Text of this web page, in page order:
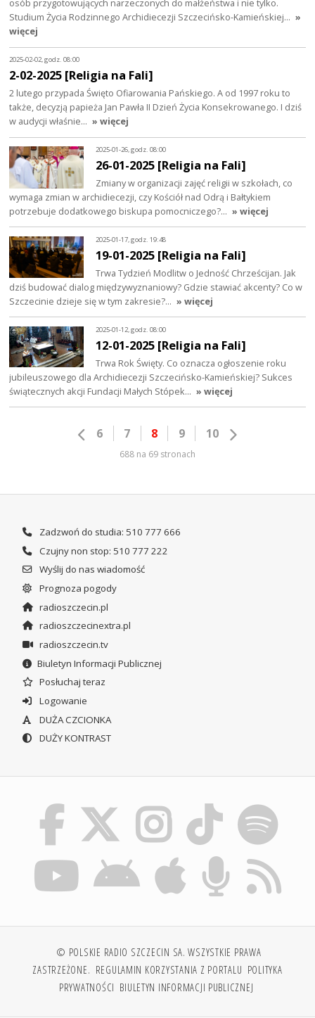
osób przygotowujących narzeczonych do małżeństwa i nie tylko.
Studium Życia Rodzinnego Archidiecezji Szczecińsko-Kamieńskiej… »
więcej
2025-02-02, godz. 08:00
2-02-2025 [Religia na Fali]
2 lutego przypada Święto Ofiarowania Pańskiego. A od 1997 roku to
także, decyzją papieża Jan Pawła II Dzień Życia Konsekrowanego. I dziś
w audycji właśnie… » więcej
2025-01-26, godz. 08:00
26-01-2025 [Religia na Fali]
Zmiany w organizacji zajęć religii w szkołach, co
wymaga zmian w archidiecezji, czy Kościół nad Odrą i Bałtykiem
potrzebuje dodatkowego biskupa pomocniczego?… » więcej
2025-01-17, godz. 19:48
19-01-2025 [Religia na Fali]
Trwa Tydzień Modlitw o Jedność Chrześcijan. Jak
dziś budować dialog międzywyznaniowy? Gdzie stawiać akcenty? Co w
Szczecinie dzieje się w tym zakresie?… » więcej
2025-01-12, godz. 08:00
12-01-2025 [Religia na Fali]
Trwa Rok Święty. Co oznacza ogłoszenie roku
jubileuszowego dla Archidiecezji Szczecińsko-Kamieńskiej? Sukces
świątecznych akcji Fundacji Małych Stópek… » więcej
6 7 8 9 10
688 na 69 stronach
Zadzwoń do studia: 510 777 666
Czujny non stop: 510 777 222
Wyślij do nas wiadomość
Prognoza pogody
radioszczecin.pl
radioszczecinextra.pl
radioszczecin.tv
Biuletyn Informacji Publicznej
Posłuchaj teraz
Logowanie
DUŻA CZCIONKA
DUŻY KONTRAST
© POLSKIE RADIO SZCZECIN SA. WSZYSTKIE PRAWA
ZASTRZEŻONE. REGULAMIN KORZYSTANIA Z PORTALU POLITYKA
PRYWATNOŚCI BIULETYN INFORMACJI PUBLICZNEJ